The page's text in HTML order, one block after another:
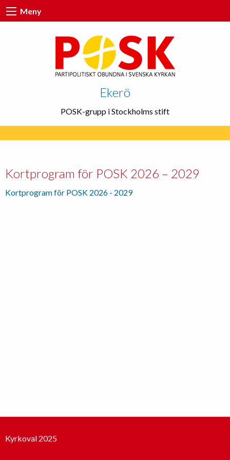
Meny
Ekerö
POSK-grupp i Stockholms stift
Kortprogram för POSK 2026 – 2029
Kortprogram för POSK 2026 - 2029
Kyrkoval 2025